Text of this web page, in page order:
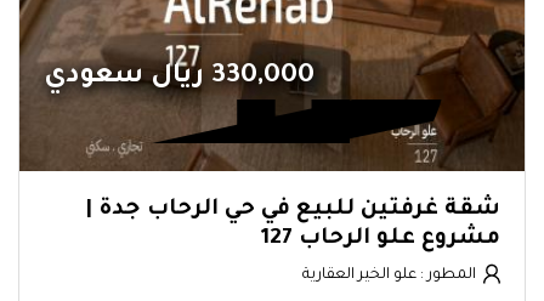
330,000 ريال سعودي
شقة غرفتين للبيع في حي الرحاب جدة |
مشروع علو الرحاب 127
المطور : علو الخير العقارية